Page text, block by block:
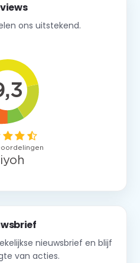
ons uitstekend.
nieuwsbrief en blijf
van acties.